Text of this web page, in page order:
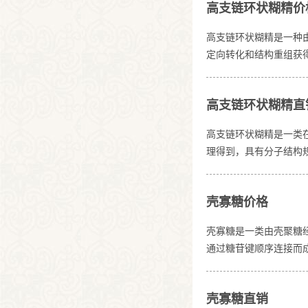
高支链环状糊精价
高支链环状糊精是一种
定向转化和结构重组获
移和环化反应。制备过
高支链环状糊精直
高支链环状糊精是一类
理得到，具有分子结构
应制备而成。制备过程
壳寡糖价格
壳寡糖是一类由壳聚糖
通过糖苷键顺序连接而
中实现标准化控制。通
壳寡糖直销